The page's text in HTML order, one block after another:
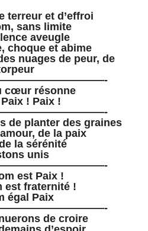
terreur et d’effroi
sans limite
aveugle
choque et abime
nuages de peur, de
cœur résonne
! Paix !
de planter des graines
de la paix
la sérénité
unis
est Paix !
est fraternité !
égal Paix
de croire